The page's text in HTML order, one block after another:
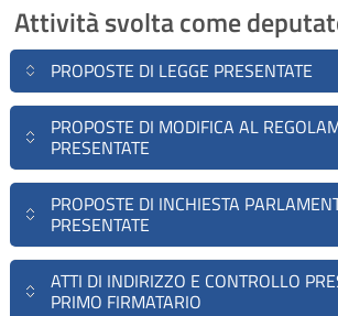
Attività svolta come
PROPOSTE DI LEGGE PRESENTATE
PROPOSTE DI MODIFICA AL
PRESENTATE
PROPOSTE DI INCHIESTA
PRESENTATE
ATTI DI INDIRIZZO E CONTROLLO
PRIMO FIRMATARIO